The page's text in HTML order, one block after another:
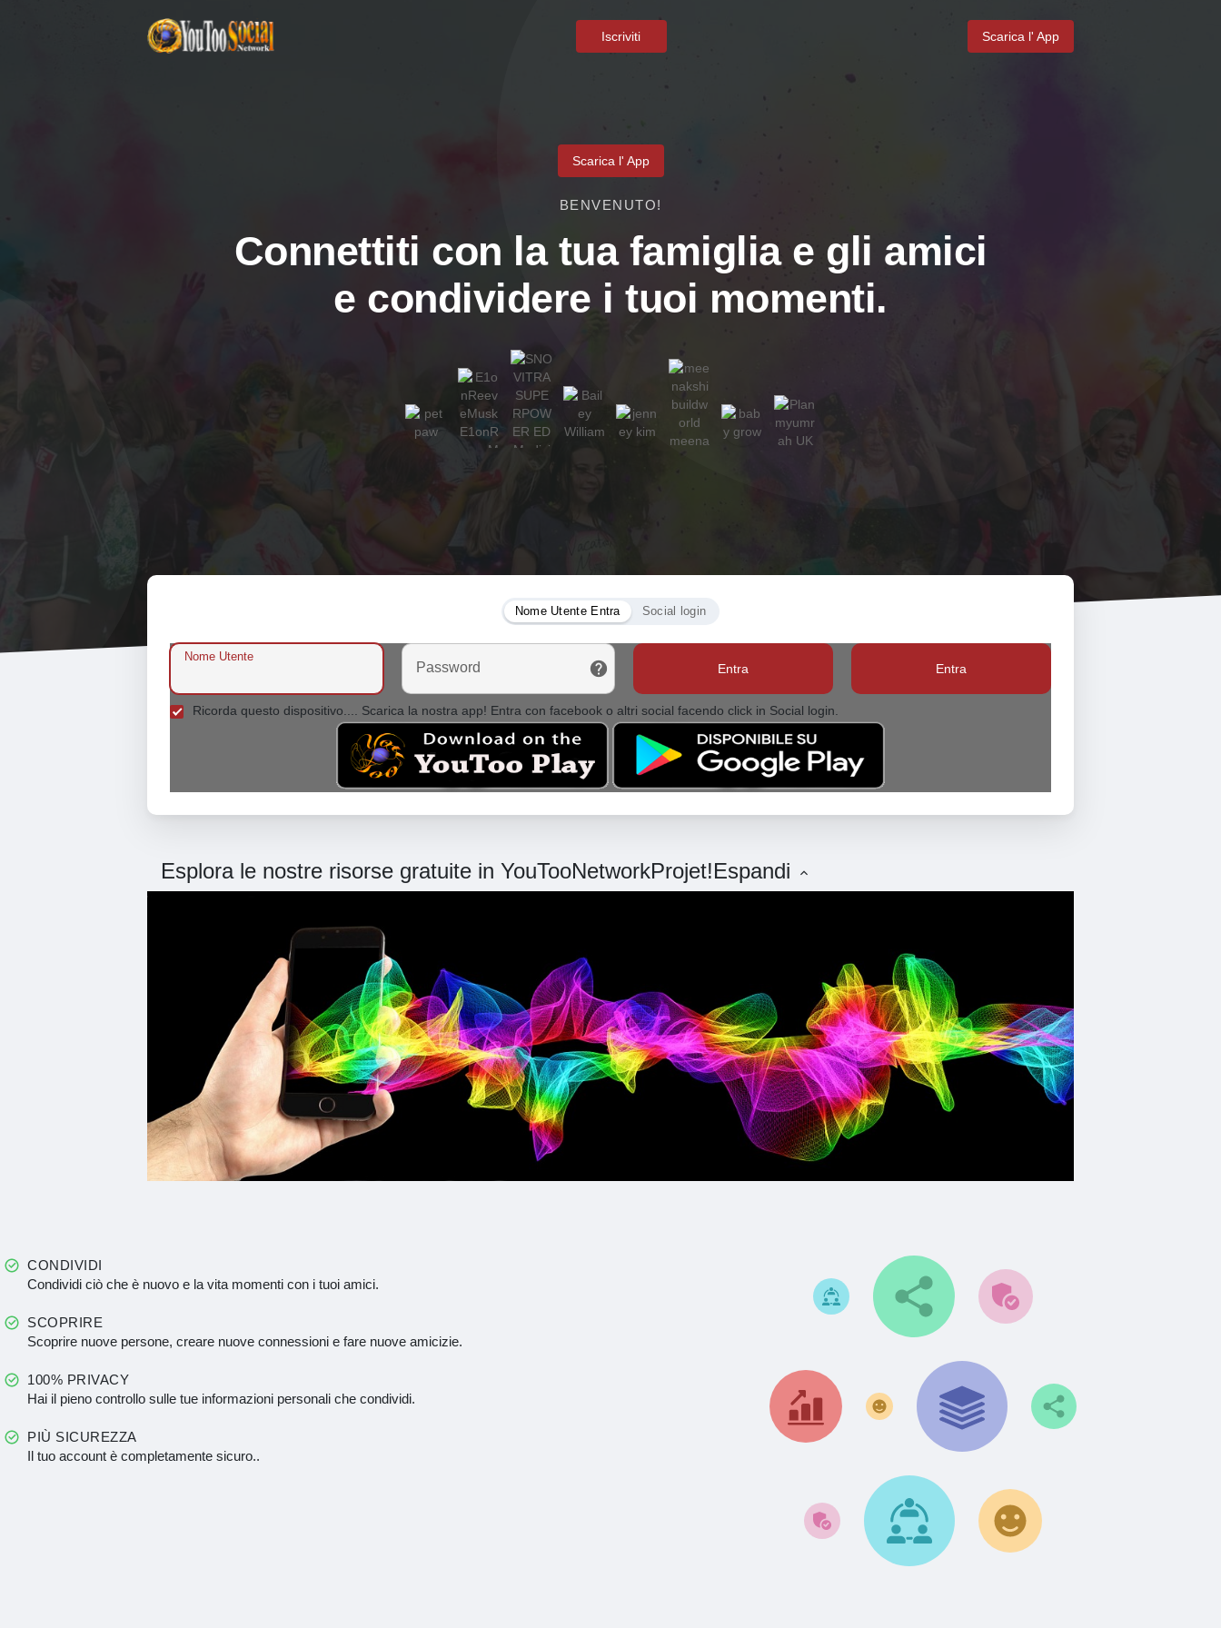
Iscriviti Scarica l' App
Scarica l' App
BENVENUTO!
Connettiti con la tua famiglia e gli amici
e condividere i tuoi momenti.
Nome Utente Entra Social login
Nome Utente
Password Entra Entra
Ricorda questo dispositivo.... Scarica la nostra app! Entra con facebook o altri social facendo click in Social login.
Esplora le nostre risorse gratuite in YouTooNetworkProjet!Espandi
CONDIVIDI
Condividi ciò che è nuovo e la vita momenti con i tuoi amici.
SCOPRIRE
Scoprire nuove persone, creare nuove connessioni e fare nuove amicizie.
100% PRIVACY
Hai il pieno controllo sulle tue informazioni personali che condividi.
PIÙ SICUREZZA
Il tuo account è completamente sicuro..